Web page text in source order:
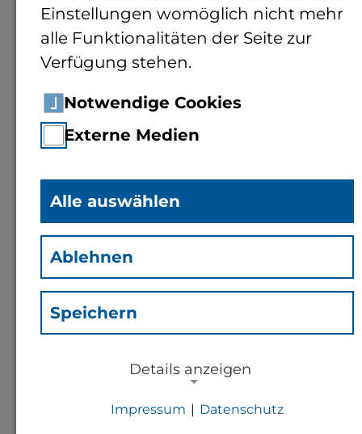
Prof. Dr.Cornelia Lorenz-
Haas (Lh)
Professorin für Physik,
Kontakt
Einstellungen womöglich nicht mehr
alle Funktionalitäten der Seite zur
Verfügung stehen.
Notwendige Cookies
Externe Medien
Alle auswählen
Ablehnen
Speichern
Details anzeigen
Impressum | Datenschutz